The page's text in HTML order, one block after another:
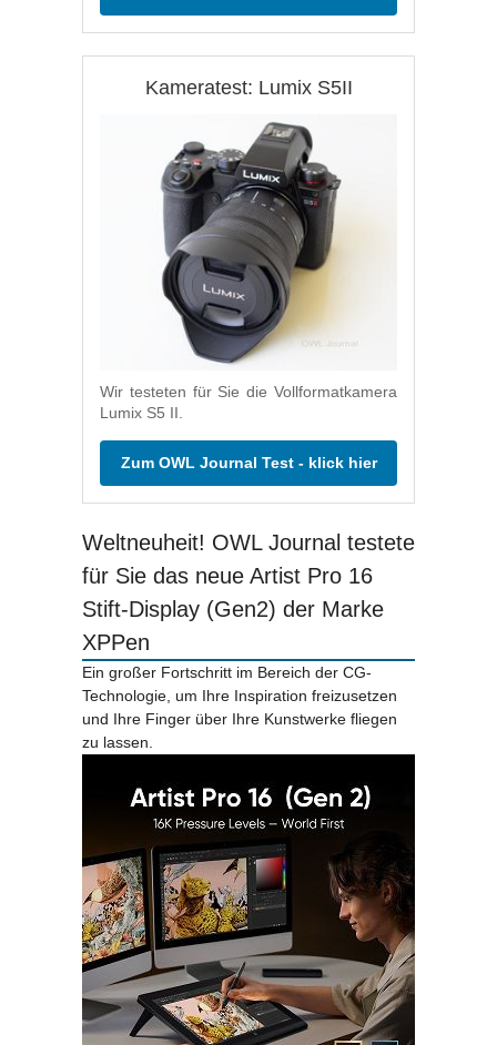
Kameratest: Lumix S5II
Wir testeten für Sie die Vollformatkamera
Lumix S5 II.
Zum OWL Journal Test - klick hier
Weltneuheit! OWL Journal testete
für Sie das neue Artist Pro 16
Stift-Display (Gen2) der Marke
XPPen
Ein großer Fortschritt im Bereich der CG-
Technologie, um Ihre Inspiration freizusetzen
und Ihre Finger über Ihre Kunstwerke fliegen
zu lassen.